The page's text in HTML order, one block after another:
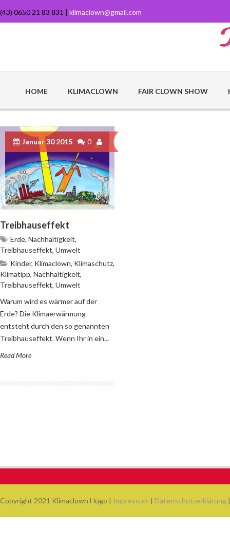
(43) 0650 21 83 831 | klimaclown@gmail.com
HOME KLIMACLOWN FAIR CLOWN SHOW
Januar 30 2015 0
Treibhauseffekt
Erde, Nachhaltigkeit,
Treibhauseffekt, Umwelt
Kinder, Klimaclown, Klimaschutz,
Klimatipp, Nachhaltigkeit,
Treibhauseffekt, Umwelt
Warum wird es wärmer auf der
Erde? Die Klimaerwärmung
entsteht durch den so genannten
Treibhauseffekt. Wenn Ihr in ein...
Read More
Copyright 2021 Klimaclown Hugo | Impressum | Datenschutzerklärung